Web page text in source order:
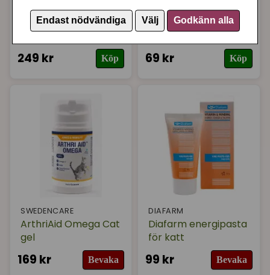
Endast nödvändiga Välj Godkänn alla
APPLAWS KATTMAT
Applaws senior 2 kg
249 kr Köp
APPLAWS KATTMAT
Applaws senior 400
g
69 kr Köp
SWEDENCARE
ArthriAid Omega Cat
gel
169 kr Bevaka
DIAFARM
Diafarm energipasta
för katt
99 kr Bevaka